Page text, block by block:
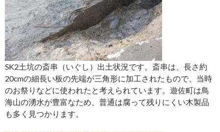
SK2土坑の斎串（いぐし）出土状況です。斎串は、長さ約
20cmの細長い板の先端が三角形に加工されたもので、当時
のお祭りなどに使われたと考えられています。遊佐町は鳥
海山の湧水が豊富なため、普通は腐って残りにくい木製品
も多く見つかります。